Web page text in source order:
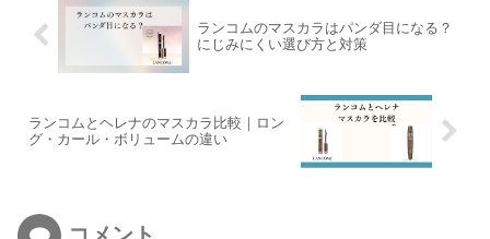
ランコムのマスカラはパンダ目になる？
にじみにくい選び方と対策
ランコムとヘレナのマスカラ比較｜ロン
グ・カール・ボリュームの違い